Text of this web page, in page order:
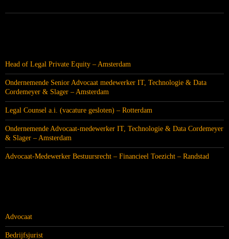
Head of Legal Private Equity – Amsterdam
Ondernemende Senior Advocaat medewerker IT, Technologie & Data
Cordemeyer & Slager – Amsterdam
Legal Counsel a.i. (vacature gesloten) – Rotterdam
Ondernemende Advocaat-medewerker IT, Technologie & Data Cordemeyer
& Slager – Amsterdam
Advocaat-Medewerker Bestuursrecht – Financieel Toezicht – Randstad
Advocaat
Bedrijfsjurist